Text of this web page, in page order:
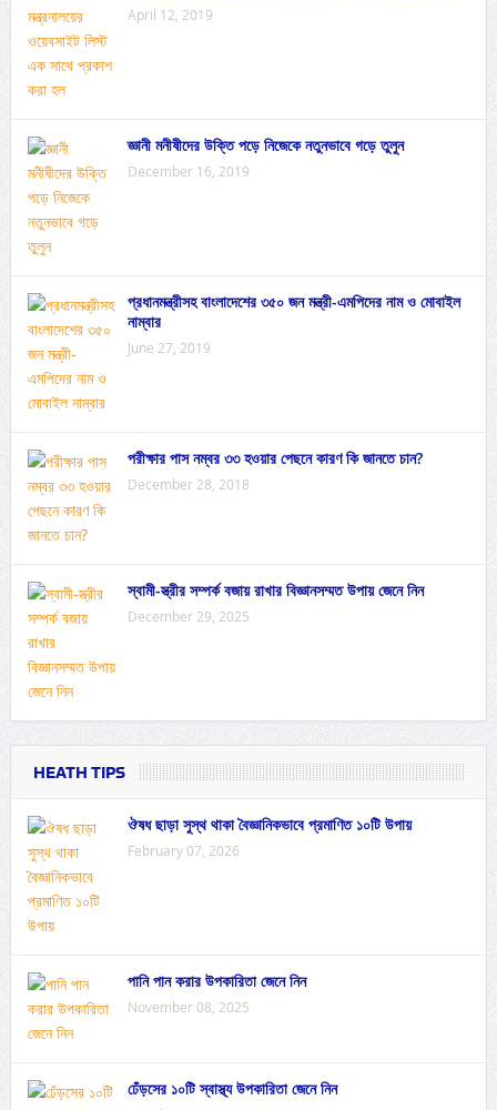
April 12, 2019
জ্ঞানী মনীষীদের উক্তি পড়ে নিজেকে নতুনভাবে গড়ে তুলুন
December 16, 2019
প্রধানমন্ত্রীসহ বাংলাদেশের ৩৫০ জন মন্ত্রী-এমপিদের নাম ও মোবাইল
নাম্বার
June 27, 2019
পরীক্ষার পাস নম্বর ৩৩ হওয়ার পেছনে কারণ কি জানতে চান?
December 28, 2018
স্বামী-স্ত্রীর সম্পর্ক বজায় রাখার বিজ্ঞানসম্মত উপায় জেনে নিন
December 29, 2025
HEATH TIPS
ঔষধ ছাড়া সুস্থ থাকা বৈজ্ঞানিকভাবে প্রমাণিত ১০টি উপায়
February 07, 2026
পানি পান করার উপকারিতা জেনে নিন
November 08, 2025
ঢেঁড়সের ১০টি স্বাস্থ্য উপকারিতা জেনে নিন